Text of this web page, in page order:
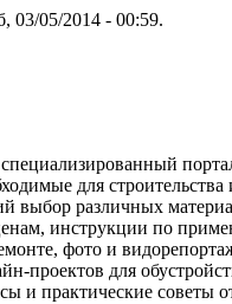
03/05/2014 - 00:59.
для строительства
выбор различных
инструкции по
фото и
проектов для
и практические советы